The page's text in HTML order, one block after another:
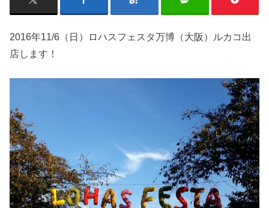
2016年11/6（日）ロハスフェスタ万博（大阪）ルカコ出
店します！